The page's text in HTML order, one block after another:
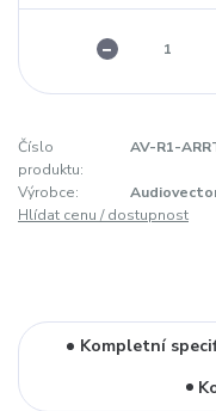
Číslo
produktu:
AV-R1-
Výrobce:
Hlídat cenu / dostupnost
Kompletní